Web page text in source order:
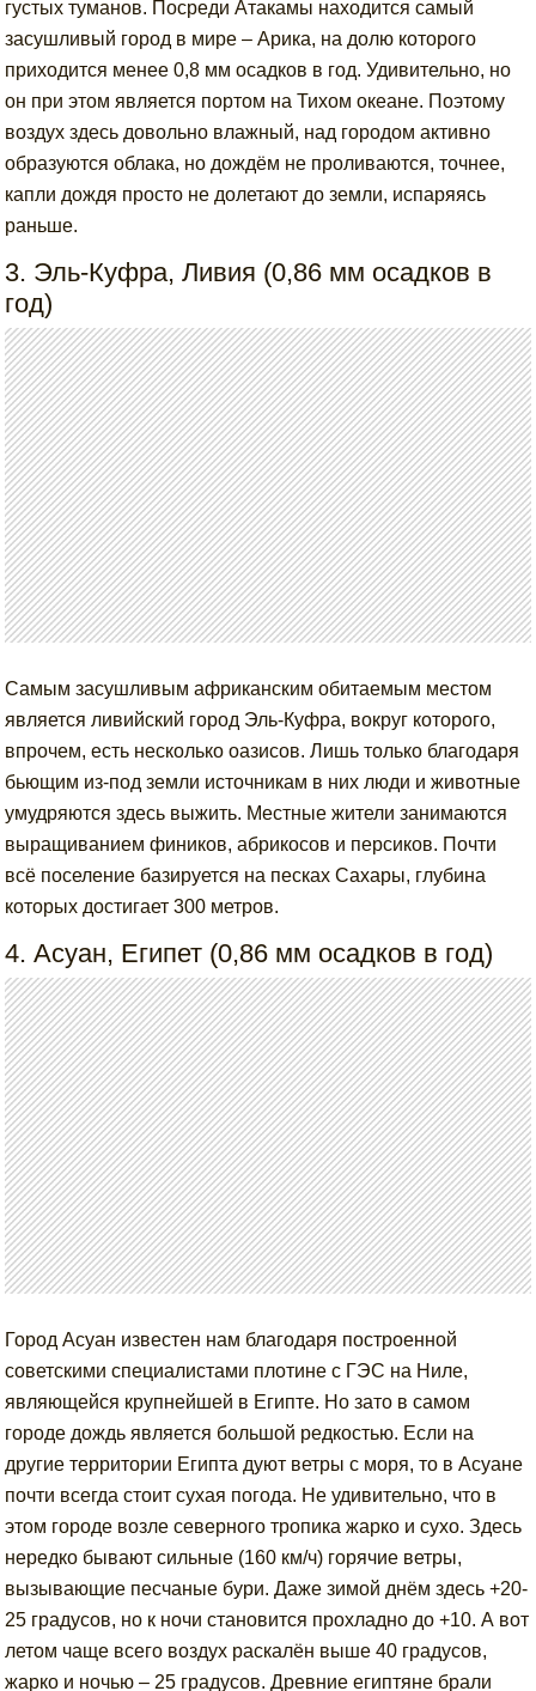
густых туманов. Посреди Атакамы находится самый
засушливый город в мире – Арика, на долю которого
приходится менее 0,8 мм осадков в год. Удивительно, но
он при этом является портом на Тихом океане. Поэтому
воздух здесь довольно влажный, над городом активно
образуются облака, но дождём не проливаются, точнее,
капли дождя просто не долетают до земли, испаряясь
раньше.
3. Эль-Куфра, Ливия (0,86 мм осадков в
год)
Самым засушливым африканским обитаемым местом
является ливийский город Эль-Куфра, вокруг которого,
впрочем, есть несколько оазисов. Лишь только благодаря
бьющим из-под земли источникам в них люди и животные
умудряются здесь выжить. Местные жители занимаются
выращиванием фиников, абрикосов и персиков. Почти
всё поселение базируется на песках Сахары, глубина
которых достигает 300 метров.
4. Асуан, Египет (0,86 мм осадков в год)
Город Асуан известен нам благодаря построенной
советскими специалистами плотине с ГЭС на Ниле,
являющейся крупнейшей в Египте. Но зато в самом
городе дождь является большой редкостью. Если на
другие территории Египта дуют ветры с моря, то в Асуане
почти всегда стоит сухая погода. Не удивительно, что в
этом городе возле северного тропика жарко и сухо. Здесь
нередко бывают сильные (160 км/ч) горячие ветры,
вызывающие песчаные бури. Даже зимой днём здесь +20-
25 градусов, но к ночи становится прохладно до +10. А вот
летом чаще всего воздух раскалён выше 40 градусов,
жарко и ночью – 25 градусов. Древние египтяне брали